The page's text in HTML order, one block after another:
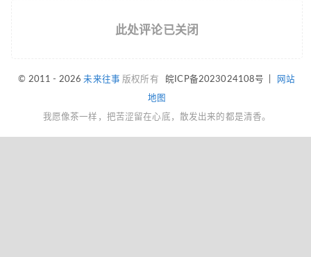
此处评论已关闭
© 2011 - 2026未来往事 版权所有 皖ICP备2023024108号 网站
地图
我愿像茶一样，把苦涩留在心底，散发出来的都是清香。